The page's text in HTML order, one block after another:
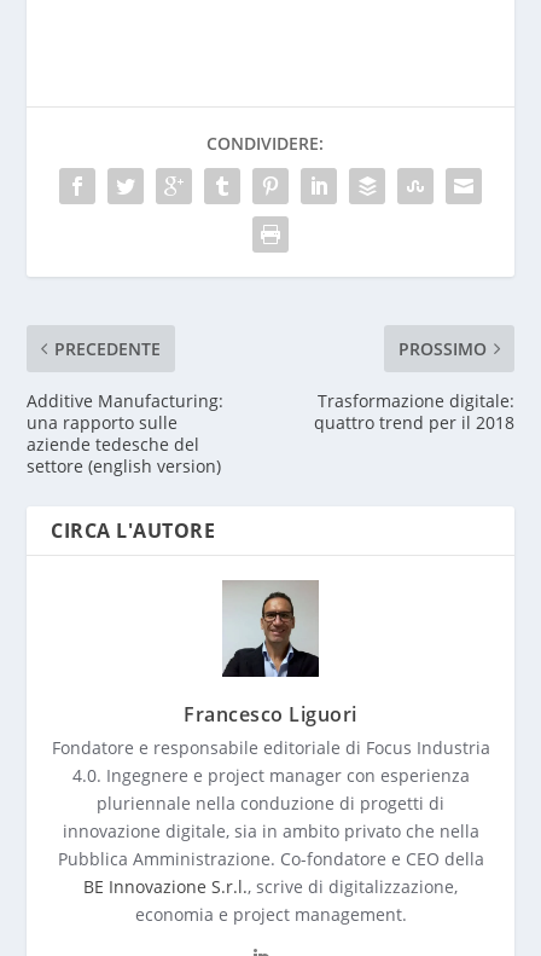
CONDIVIDERE:
PRECEDENTE
Additive Manufacturing:
una rapporto sulle
aziende tedesche del
settore (english version)
PROSSIMO
Trasformazione digitale:
quattro trend per il 2018
CIRCA L'AUTORE
Francesco Liguori
Fondatore e responsabile editoriale di Focus Industria
4.0. Ingegnere e project manager con esperienza
pluriennale nella conduzione di progetti di
innovazione digitale, sia in ambito privato che nella
Pubblica Amministrazione. Co-fondatore e CEO della
BE Innovazione S.r.l., scrive di digitalizzazione,
economia e project management.